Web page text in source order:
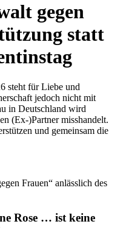
gegen
statt
steht für Liebe und
jedoch nicht mit
in Deutschland wird
(Ex-)Partner misshandelt.
und gemeinsam die
Frauen“ anlässlich des
Rose … ist keine